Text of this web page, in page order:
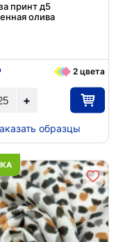
принт д5
олива
+
2 цвета
образцы